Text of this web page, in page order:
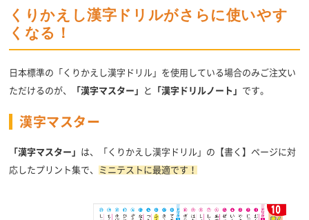
くりかえし漢字ドリルがさらに使いやす
くなる！
日本標準の「くりかえし漢字ドリル」を使用している場合のみご注文い
ただけるのが、
「漢字マスター」 と 「漢字ドリルノート」 です。
漢字マスター
「漢字マスター」 は、「くりかえし漢字ドリル」の【書く】ページに対
応したプリント集で、
ミニテストに最適です！